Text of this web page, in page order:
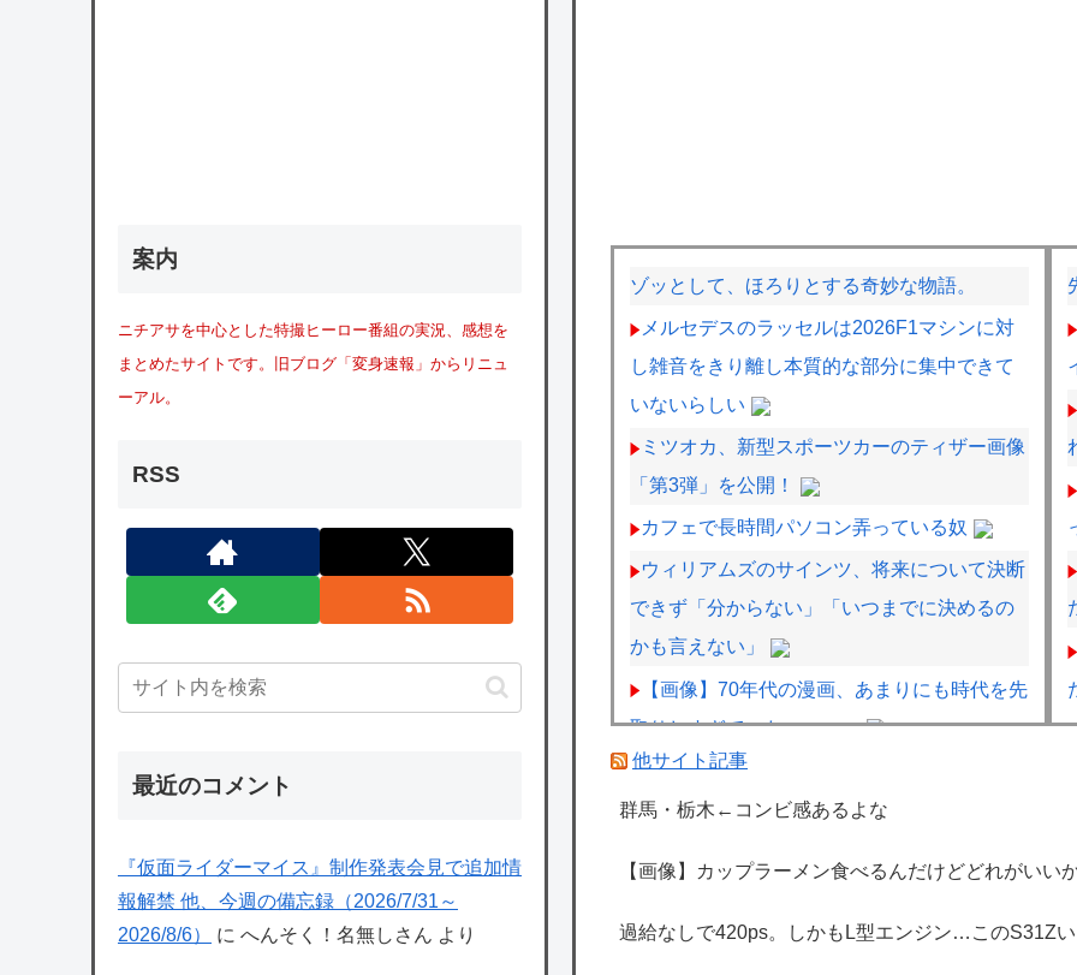
ゾッとして、ほろりとする奇妙な物語。
メルセデスのラッセルは2026F1マシンに対
し雑音をきり離し本質的な部分に集中できて
いないらしい
ミツオカ、新型スポーツカーのティザー画像
「第3弾」を公開！
カフェで長時間パソコン弄っている奴
ウィリアムズのサインツ、将来について決断
できず「分からない」「いつまでに決めるの
かも言えない」
【画像】70年代の漫画、あまりにも時代を先
取りしすぎていたｗｗｗｗ
【画像】台湾とフランス、地震発生から6時
間以内に設置した「避難所」がこちらｗｗｗ
さん、ご尊顔が公開されるｗｗｗｗ
他サイト記事
群馬・栃木←コンビ感あるよな
【画像】カップラーメン食べるんだけどどれがいい
過給なしで420ps。しかもL型エンジン…このS31Z
案内
ニチアサを中心とした特撮ヒーロー番組の実況、感想を
まとめたサイトです。旧ブログ「変身速報」からリニュ
ーアル。
RSS
最近のコメント
『仮面ライダーマイス』制作発表会見で追加情
報解禁 他、今週の備忘録（2026/7/31～
2026/8/6）
に へんそく！名無しさん より